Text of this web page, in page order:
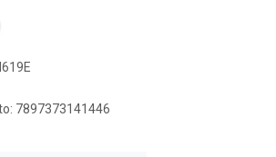
7897373141446